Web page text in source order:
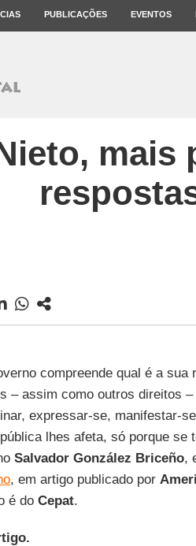
PUBLICAÇÕES EVENTOS
mais
compreende qual é a
– assim como outros direitos
expressar-se, manifestar-
lhes afeta, só porque se
Salvador González Briceño,
, em artigo publicado por
é do Cepat.